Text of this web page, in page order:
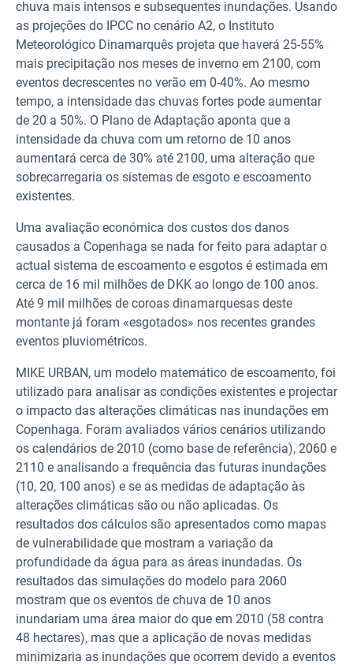
chuva mais intensos e subsequentes inundações. Usando
as projeções do IPCC no cenário A2, o Instituto
Meteorológico Dinamarquês projeta que haverá 25-55%
mais precipitação nos meses de inverno em 2100, com
eventos decrescentes no verão em 0-40%. Ao mesmo
tempo, a intensidade das chuvas fortes pode aumentar
de 20 a 50%. O Plano de Adaptação aponta que a
intensidade da chuva com um retorno de 10 anos
aumentará cerca de 30% até 2100, uma alteração que
sobrecarregaria os sistemas de esgoto e escoamento
existentes.
Uma avaliação económica dos custos dos danos
causados a Copenhaga se nada for feito para adaptar o
actual sistema de escoamento e esgotos é estimada em
cerca de 16 mil milhões de DKK ao longo de 100 anos.
Até 9 mil milhões de coroas dinamarquesas deste
montante já foram «esgotados» nos recentes grandes
eventos pluviométricos.
MIKE URBAN, um modelo matemático de escoamento, foi
utilizado para analisar as condições existentes e projectar
o impacto das alterações climáticas nas inundações em
Copenhaga. Foram avaliados vários cenários utilizando
os calendários de 2010 (como base de referência), 2060 e
2110 e analisando a frequência das futuras inundações
(10, 20, 100 anos) e se as medidas de adaptação às
alterações climáticas são ou não aplicadas. Os
resultados dos cálculos são apresentados como mapas
de vulnerabilidade que mostram a variação da
profundidade da água para as áreas inundadas. Os
resultados das simulações do modelo para 2060
mostram que os eventos de chuva de 10 anos
inundariam uma área maior do que em 2010 (58 contra
48 hectares), mas que a aplicação de novas medidas
minimizaria as inundações que ocorrem devido a eventos